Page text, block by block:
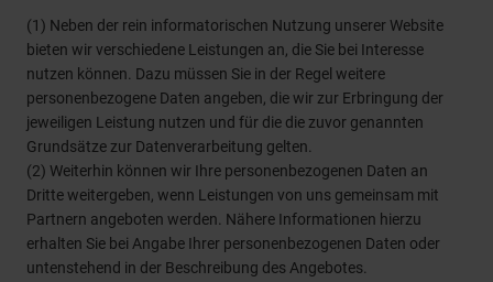
der Website möglicherweise nicht mehr zur Verfügung
steht. Weitere Informationen finden Sie in unserer
Datenschutzerklärungund in unserenCookie-
Informationen.
(1) Neben der rein informatorischen Nutzung unserer Website
bieten wir verschiedene Leistungen an, die Sie bei Interesse
nutzen können. Dazu müssen Sie in der Regel weitere
personenbezogene Daten angeben, die wir zur Erbringung der
jeweiligen Leistung nutzen und für die die zuvor genannten
Grundsätze zur Datenverarbeitung gelten.
(2) Weiterhin können wir Ihre personenbezogenen Daten an
Dritte weitergeben, wenn Leistungen von uns gemeinsam mit
Partnern angeboten werden. Nähere Informationen hierzu
erhalten Sie bei Angabe Ihrer personenbezogenen Daten oder
untenstehend in der Beschreibung des Angebotes.